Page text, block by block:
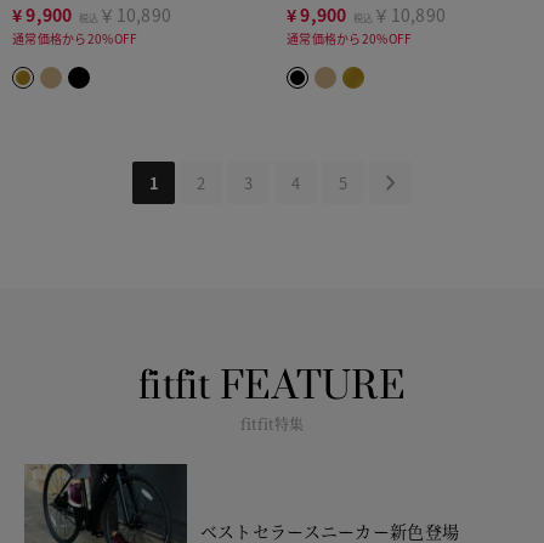
¥9,900 税込 ￥10,890
通常価格から20%OFF
¥9,900 税込 ￥10,890
通常価格から20%OFF
1 2 3 4 5
fitfit FEATURE
fitfit特集
ベストセラースニーカー新色登場